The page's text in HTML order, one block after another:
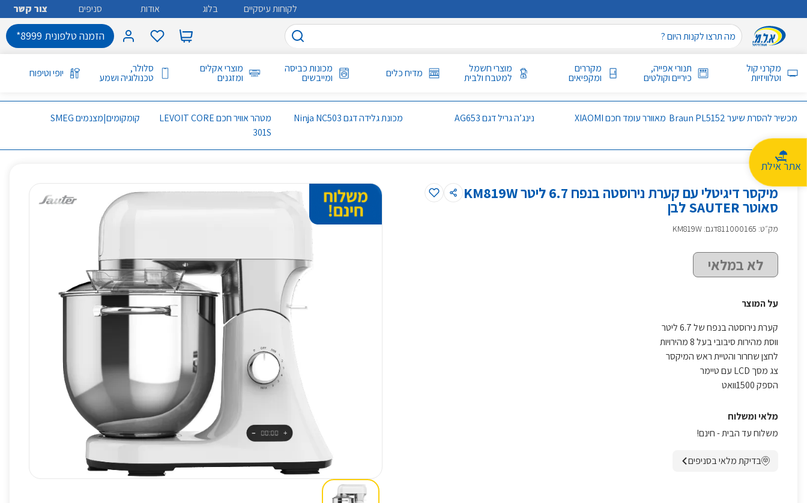
אתר אילת
לקוחות עיסקיים בלוג אודות סניפים צור קשר
הזמנה טלפונית 8999*
מקרני קול
וטלוויזיות
תנורי אפייה,
כיריים וקולטים
מקררים
ומקפיאים
מוצרי חשמל
למטבח ולבית מדיח כלים מכונות כביסה
ומייבשים
מוצרי אקלים
ומזגנים
סלולר,
טכנולוגיה ושמע יופי וטיפוח
מכשיר להסרת שיער Braun PL5152 מאוורר עומד חכם XIAOMI נינג’ה גריל דגם AG653 מכונת גלידה דגם Ninja NC503
מטהר אוויר חכם LEVOIT CORE
301S
קומקומים|מצנמים SMEG
מיקסר דיגיטלי עם קערת נירוסטה בנפח 6.7 ליטר KM819W
סאוטר SAUTER לבן
מק״ט:
811000165דגם: KM819W
לא במלאי
על המוצר
קערת נירוסטה בנפח של 6.7 ליטר
ווסת מהירות סיבובי בעל 8 מהירויות
לחצן שחרור והטיית ראש המיקסר
צג מסך LCD עם טיימר
הספק 1500וואט
מלאי ומשלוח
משלוח עד הבית - חינם!
בדיקת מלאי בסניפים